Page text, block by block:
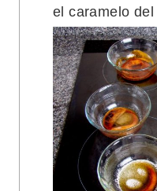
el caramelo